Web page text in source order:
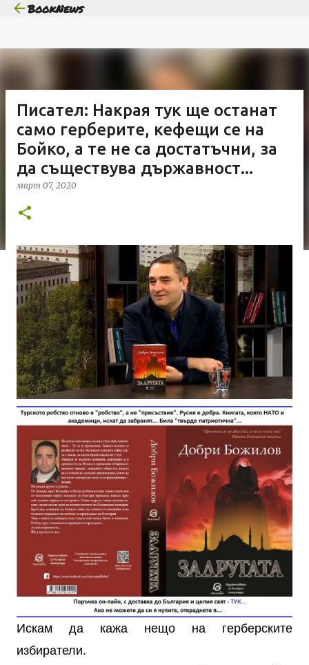
Пропускане към основното съдържание
BookNews
Писател: Накрая тук ще останат
само герберите, кефещи се на
Бойко, а те не са достатъчни, за
да съществува държавност...
март 07, 2020
Искам да кажа нещо на герберските
избиратели.